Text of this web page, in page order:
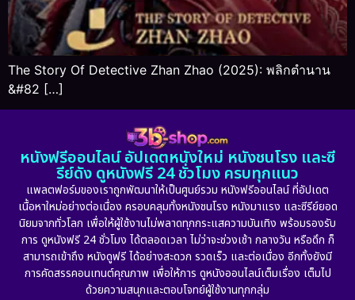
The Story Of Detective Zhan Zhao (2025): พลิกตำนาน
&#82 […]
หนังฟรีออนไลน์ อัปเดตหนังใหม่ หนังชนโรง และซี
รีย์ดัง ดูหนังฟรี 24 ชั่วโมง ครบทุกแนว
แพลตฟอร์มของเราถูกพัฒนาให้เป็นศูนย์รวม หนังฟรีออนไลน์ ที่อัปเดต
เนื้อหาใหม่อย่างต่อเนื่อง ครอบคลุมทั้งหนังชนโรง หนังมาแรง และซีรีย์ยอด
นิยมจากทั่วโลก เพื่อให้ผู้ใช้งานไม่พลาดทุกกระแสความบันเทิง พร้อมรองรับ
การ ดูหนังฟรี 24 ชั่วโมง ได้ตลอดเวลา ไม่ว่าจะช่วงเช้า กลางวัน หรือดึก ก็
สามารถเข้าถึง หนังดูฟรี ได้อย่างสะดวก รวดเร็ว และต่อเนื่อง อีกทั้งยังมี
การคัดสรรคอนเทนต์คุณภาพ เพื่อให้การ ดูหนังออนไลน์เต็มเรื่อง เต็มไป
ด้วยความสนุกและตอบโจทย์ผู้ใช้งานทุกกลุ่ม